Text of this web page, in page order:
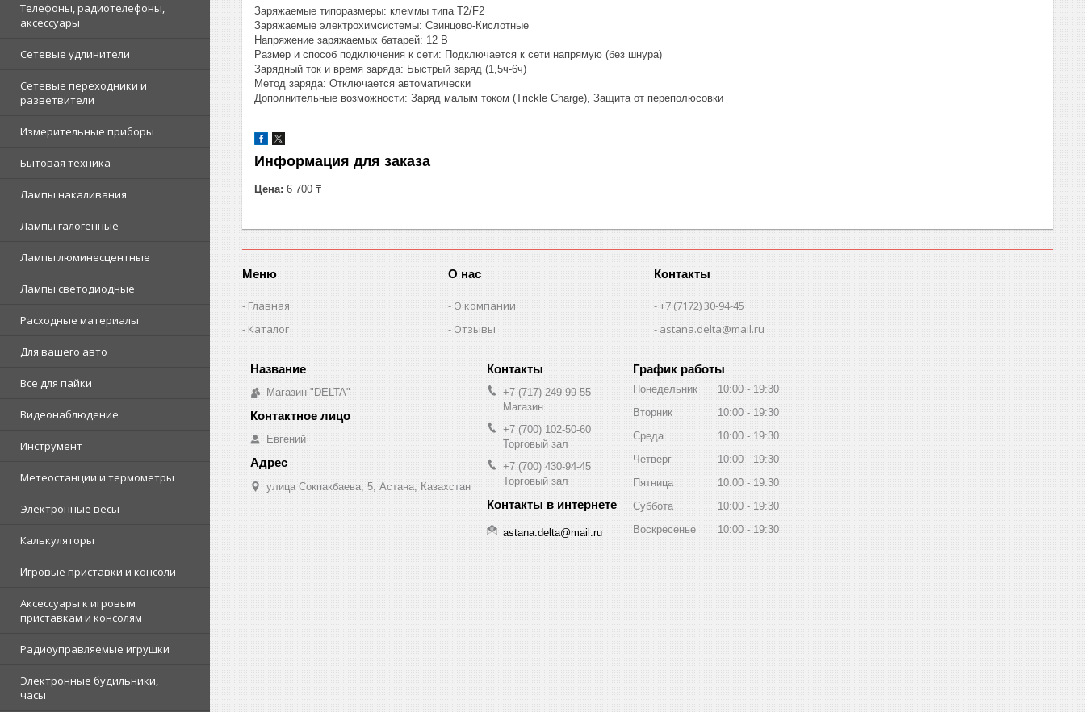
Телефоны, радиотелефоны,
аксессуары
Сетевые удлинители
Сетевые переходники и
разветвители
Измерительные приборы
Бытовая техника
Лампы накаливания
Лампы галогенные
Лампы люминесцентные
Лампы светодиодные
Расходные материалы
Для вашего авто
Все для пайки
Видеонаблюдение
Инструмент
Метеостанции и термометры
Электронные весы
Калькуляторы
Игровые приставки и консоли
Аксессуары к игровым
приставкам и консолям
Радиоуправляемые игрушки
Электронные будильники,
часы
Заряжаемые типоразмеры: клеммы типа T2/F2
Заряжаемые электрохимсистемы: Свинцово-Кислотные
Напряжение заряжаемых батарей: 12 В
Размер и способ подключения к сети: Подключается к сети напрямую (без шнура)
Зарядный ток и время заряда: Быстрый заряд (1,5ч-6ч)
Метод заряда: Отключается автоматически
Дополнительные возможности: Заряд малым током (Trickle Charge), Защита от переполюсовки
Информация для заказа
Цена: 6 700 ₸
Меню
Главная
Каталог
О нас
О компании
Отзывы
Контакты
+7 (7172) 30-94-45
astana.delta@mail.ru
Магазин "DELTA"
Евгений
улица Сокпакбаева, 5, Астана, Казахстан
+7 (717) 249-99-55
Магазин
+7 (700) 102-50-60
Торговый зал
+7 (700) 430-94-45
Торговый зал
astana.delta@mail.ru
График работы
Понедельник 10:00
19:30
Вторник
10:00
19:30
Среда
10:00
19:30
Четверг
10:00
19:30
Пятница
10:00
19:30
Суббота
10:00
19:30
Воскресенье
10:00 19:30